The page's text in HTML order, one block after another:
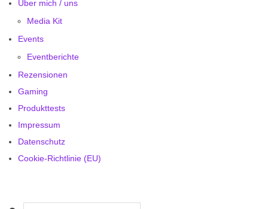
Über mich / uns
Media Kit
Events
Eventberichte
Rezensionen
Gaming
Produkttests
Impressum
Datenschutz
Cookie-Richtlinie (EU)